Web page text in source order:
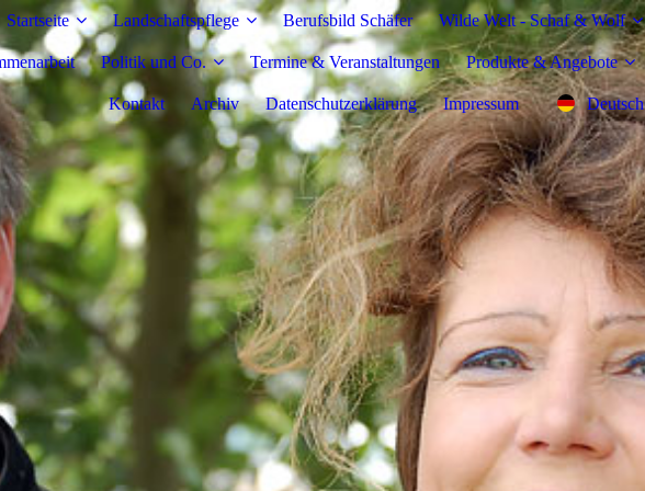
Startseite Landschaftspflege Berufsbild Schäfer Wilde Welt - Schaf & Wolf
Politik und Co. Termine & Veranstaltungen Produkte & Angebote
Kontakt Archiv Datenschutzerklärung Impressum Deutsch